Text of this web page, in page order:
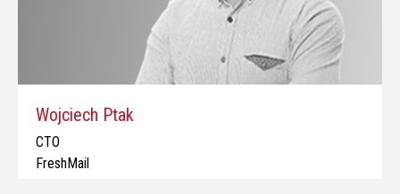
Wojciech Ptak
CTO
FreshMail